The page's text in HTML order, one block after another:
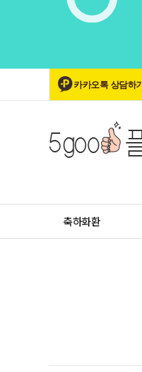
카카오톡 상담하기
축하화환